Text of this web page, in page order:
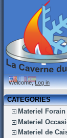
Welcome,Log in
CATEGORIES
Materiel Forain
Materiel
Materiel de